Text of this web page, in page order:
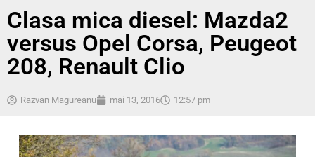
Clasa mica diesel: Mazda2
versus Opel Corsa, Peugeot
208, Renault Clio
Razvan Magureanu mai 13, 2016 12:57 pm